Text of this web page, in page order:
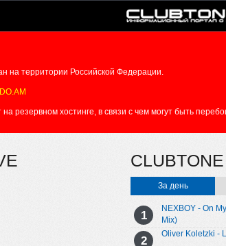
на территории Российской Федерации.
хостинге, в связи с чем могут быть
За день
NEXBOY - On
Mix)
Oliver Koletzki -